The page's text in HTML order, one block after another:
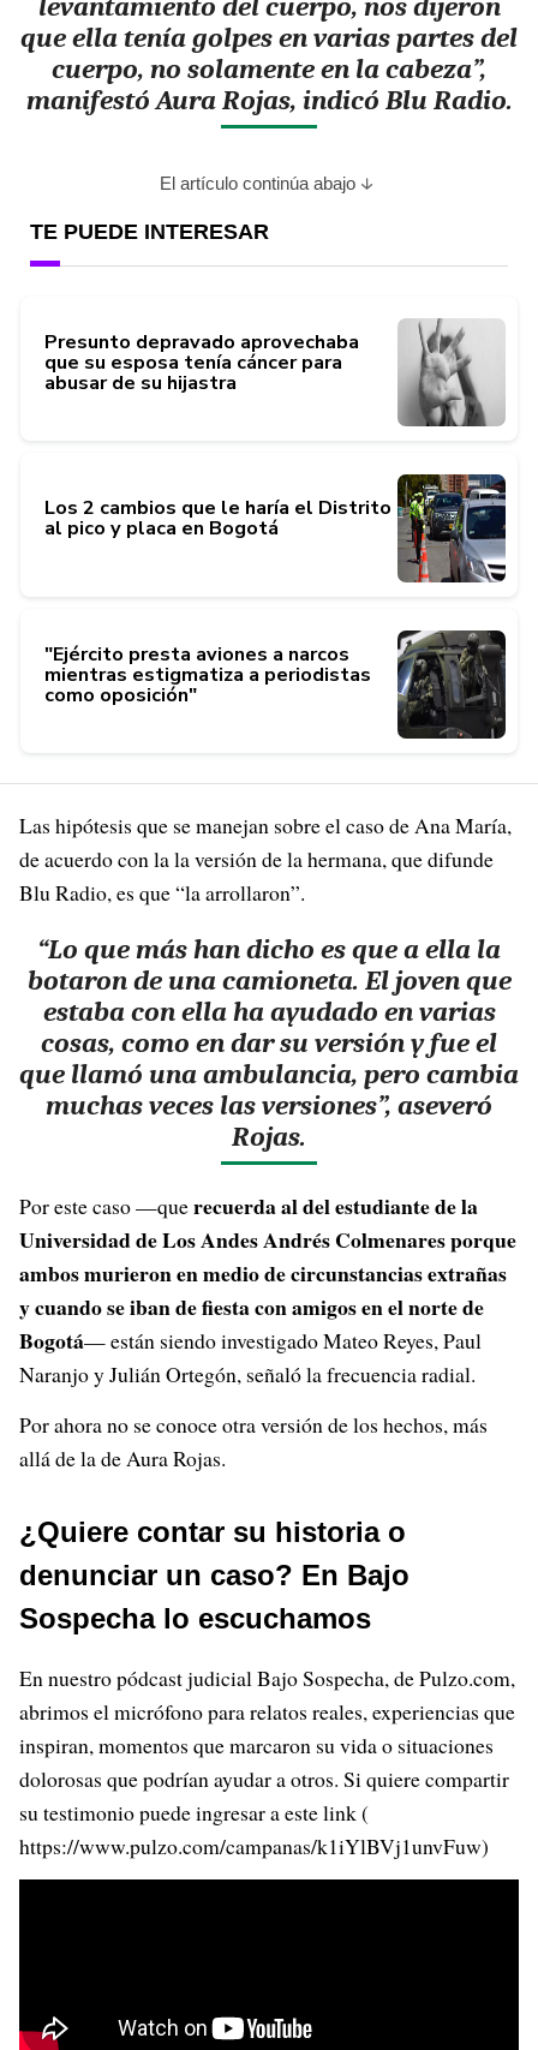
levantamiento del cuerpo, nos dijeron
que ella tenía golpes en varias partes del
cuerpo, no solamente en la cabeza”,
manifestó Aura Rojas, indicó Blu Radio.
El artículo continúa abajo
TE PUEDE INTERESAR
Presunto depravado aprovechaba
que su esposa tenía cáncer para
abusar de su hijastra
Los 2 cambios que le haría el Distrito
al pico y placa en Bogotá
"Ejército presta aviones a narcos
mientras estigmatiza a periodistas
como oposición"
Las hipótesis que se manejan sobre el caso de Ana María,
de acuerdo con la la versión de la hermana, que difunde
Blu Radio, es que “la arrollaron”.
“Lo que más han dicho es que a ella la
botaron de una camioneta. El joven que
estaba con ella ha ayudado en varias
cosas, como en dar su versión y fue el
que llamó una ambulancia, pero cambia
muchas veces las versiones”, aseveró
Rojas.
Por este caso —querecuerda al del estudiante de la
Universidad de Los Andes Andrés Colmenares porque
ambos murieron en medio de circunstancias extrañas
y cuando se iban de fiesta con amigos en el norte de
Bogotá— están siendo investigado Mateo Reyes, Paul
Naranjo y Julián Ortegón, señaló la frecuencia radial.
Por ahora no se conoce otra versión de los hechos, más
allá de la de Aura Rojas.
¿Quiere contar su historia o
denunciar un caso? En Bajo
Sospecha lo escuchamos
En nuestro pódcast judicial Bajo Sospecha, de Pulzo.com,
abrimos el micrófono para relatos reales, experiencias que
inspiran, momentos que marcaron su vida o situaciones
dolorosas que podrían ayudar a otros. Si quiere compartir
su testimonio puede ingresar a este link (
https://www.pulzo.com/campanas/k1iYlBVj1unvFuw)